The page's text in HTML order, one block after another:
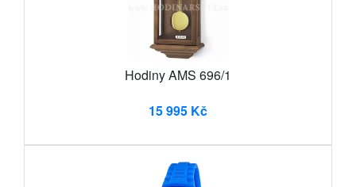
Hodiny AMS 696/1
15 995 Kč